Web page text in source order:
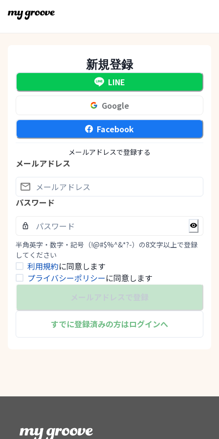
新規登録
LINE
Google
Facebook
メールアドレスで登録する
メールアドレス
パスワード
半角英字・数字・記号（!@#$%^&*?-）の8文字以上で登録
してください
利用規約に同意します
プライバシーポリシーに同意します
メールアドレスで登録
すでに登録済みの方はログインへ